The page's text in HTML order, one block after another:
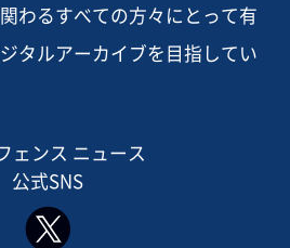
わるすべての方々にとって有
タルアーカイブを目指してい
ェンス ニュース
公式SNS